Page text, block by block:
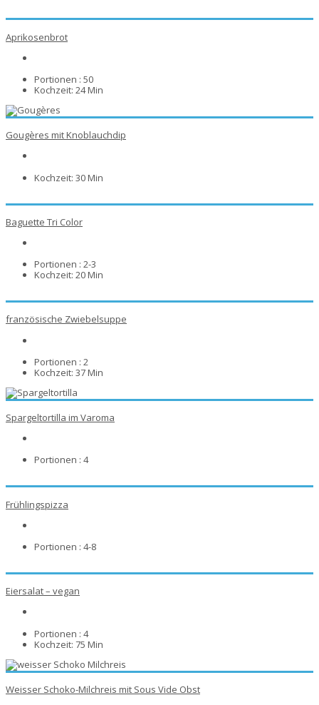
Aprikosenbrot
Portionen : 50
Kochzeit: 24 Min
Gougères mit Knoblauchdip
Kochzeit: 30 Min
Baguette Tri Color
Portionen : 2-3
Kochzeit: 20 Min
französische Zwiebelsuppe
Portionen : 2
Kochzeit: 37 Min
Spargeltortilla im Varoma
Portionen : 4
Frühlingspizza
Portionen : 4-8
Eiersalat – vegan
Portionen : 4
Kochzeit: 75 Min
Weisser Schoko-Milchreis mit Sous Vide Obst